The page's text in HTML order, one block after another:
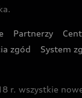
Partnerzy
zgód
System
r. wszystkie